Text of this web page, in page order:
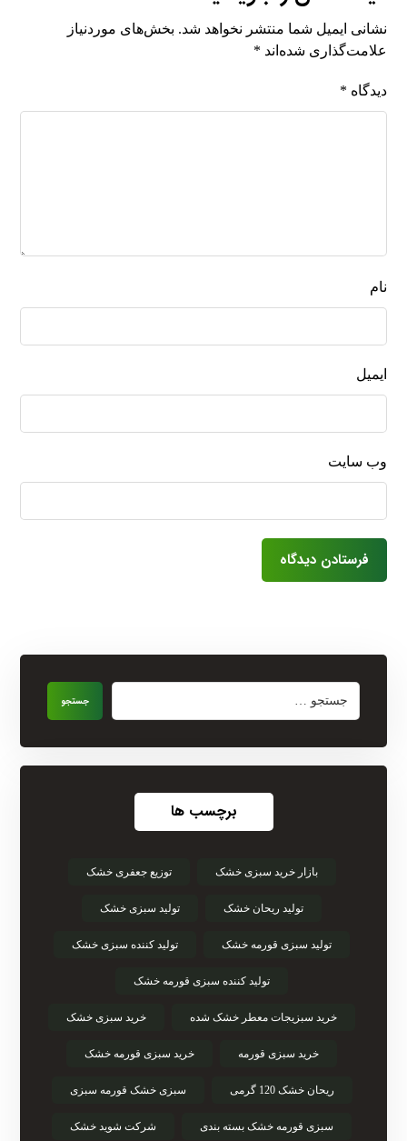
نشانی ایمیل شما منتشر نخواهد شد. بخش‌های موردنیاز
علامت‌گذاری شده‌اند *
دیدگاه *
نام
ایمیل
وب‌ سایت
فرستادن دیدگاه
جستجو
برچسب ها
بازار خرید سبزی خشک توزیع جعفری خشک
تولید ریحان خشک تولید سبزی خشک
تولید سبزی قورمه خشک تولید کننده سبزی خشک
تولید کننده سبزی قورمه خشک
خرید سبزیجات معطر خشک شده خرید سبزی خشک
خرید سبزی قورمه خرید سبزی قورمه خشک
ریحان خشک 120 گرمی سبزی خشک قورمه سبزی
سبزی قورمه خشک بسته بندی شرکت شوید خشک